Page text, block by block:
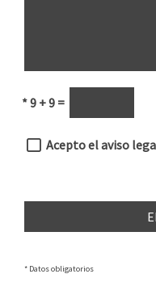
*9 + 9 =
Acepto el aviso
* Datos obligatorios